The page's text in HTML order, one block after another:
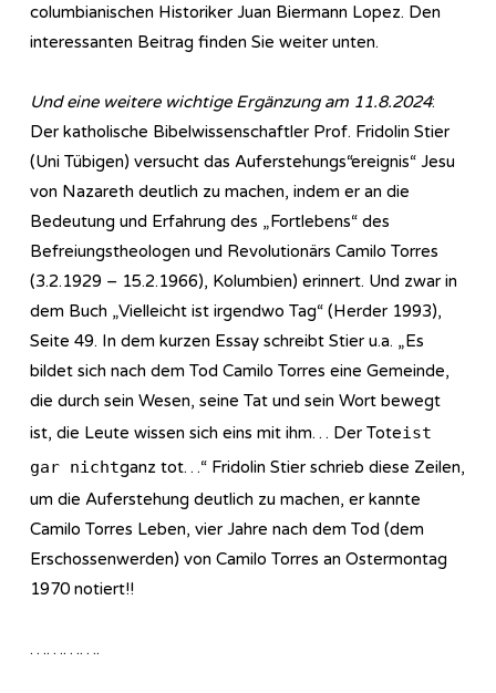
columbianischen Historiker Juan Biermann Lopez. Den
interessanten Beitrag finden Sie weiter unten.
Und eine weitere wichtige Ergänzung am 11.8.2024:
Der katholische Bibelwissenschaftler Prof. Fridolin Stier
(Uni Tübigen) versucht das Auferstehungs“ereignis“ Jesu
von Nazareth deutlich zu machen, indem er an die
Bedeutung und Erfahrung des „Fortlebens“ des
Befreiungstheologen und Revolutionärs Camilo Torres
(3.2.1929 – 15.2.1966), Kolumbien) erinnert. Und zwar in
dem Buch „Vielleicht ist irgendwo Tag“ (Herder 1993),
Seite 49. In dem kurzen Essay schreibt Stier u.a. „Es
bildet sich nach dem Tod Camilo Torres eine Gemeinde,
die durch sein Wesen, seine Tat und sein Wort bewegt
ist, die Leute wissen sich eins mit ihm… Der Toteist
gar nichtganz tot…“ Fridolin Stier schrieb diese Zeilen,
um die Auferstehung deutlich zu machen, er kannte
Camilo Torres Leben, vier Jahre nach dem Tod (dem
Erschossenwerden) von Camilo Torres an Ostermontag
1970 notiert!!
………….